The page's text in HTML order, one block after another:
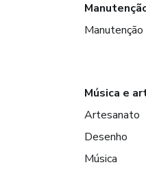
Manutenção
Música e
Artesanato
Desenho
Música